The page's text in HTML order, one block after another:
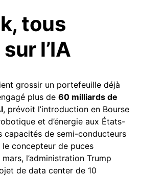
tous
l’IA
grossir un portefeuille déjà
plus de 60 milliards de
, prévoit l’introduction en Bourse
et d’énergie aux États-
capacités de semi-conducteurs
concepteur de puces
mars, l’administration Trump
de data center de 10